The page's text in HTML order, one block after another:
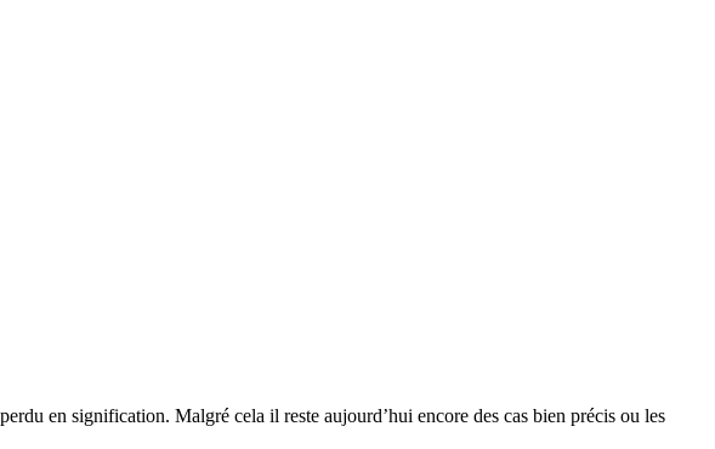
en signification. Malgré cela il reste aujourd’hui encore des cas bien précis ou les